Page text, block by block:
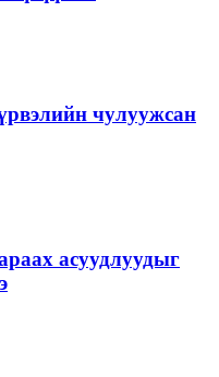
чулуужсан
асуудлуудыг